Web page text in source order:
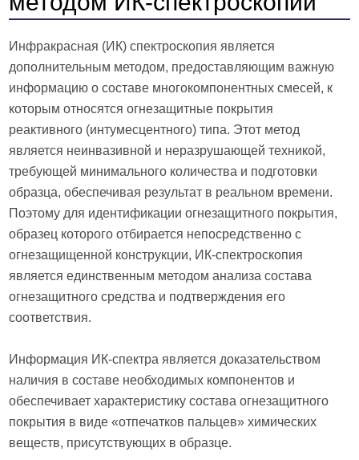
Инфракрасная (ИК) спектроскопия является
дополнительным методом, предоставляющим важную
информацию о составе многокомпонентных смесей, к
которым относятся огнезащитные покрытия
реактивного (интумесцентного) типа. Этот метод
является неинвазивной и неразрушающей техникой,
требующей минимального количества и подготовки
образца, обеспечивая результат в реальном времени.
Поэтому для идентификации огнезащитного покрытия,
образец которого отбирается непосредственно с
огнезащищенной конструкции, ИК-спектроскопия
является единственным методом анализа состава
огнезащитного средства и подтверждения его
соответствия.
Информация ИК-спектра является доказательством
наличия в составе необходимых компонентов и
обеспечивает характеристику состава огнезащитного
покрытия в виде «отпечатков пальцев» химических
веществ, присутствующих в образце.